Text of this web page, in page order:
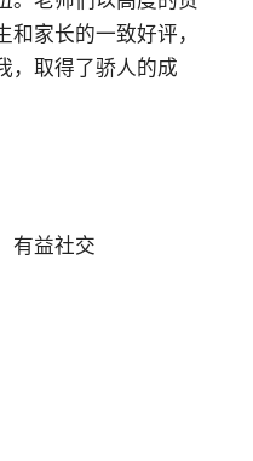
家长的一致好评，
，取得了骄人的成
有益社交